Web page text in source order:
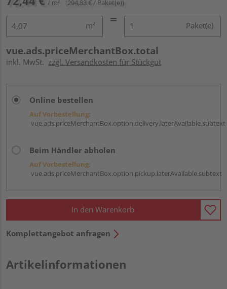
/ m² (294,83 € / Paket(e))
m² Paket(e)
vue.ads.priceMerchantBox.total
inkl. MwSt. zzgl. Versandkosten für Stückgut
Online bestellen
Auf Vorbestellung:
vue.ads.priceMerchantBox.option.delivery.laterAvailable.subtext
Beim Händler abholen
Auf Vorbestellung:
vue.ads.priceMerchantBox.option.pickup.laterAvailable.subtext
In den Warenkorb
Komplettangebot anfragen
Artikelinformationen